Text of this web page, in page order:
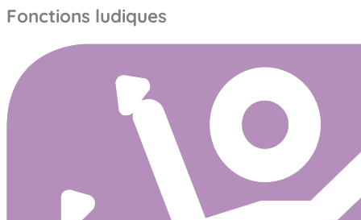
Fonctions ludiques